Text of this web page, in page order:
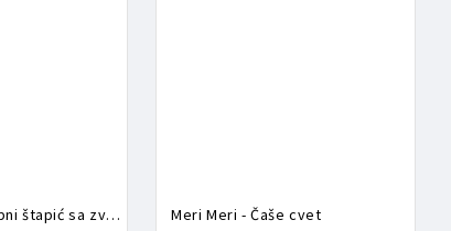
Meri Meri - Čarobni štapić sa zvezdom Meri Meri - Čaše cvet